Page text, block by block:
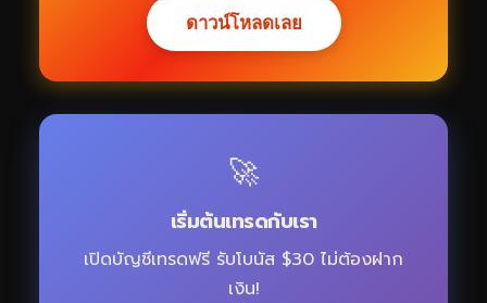
ดาวน์โหลดเลย
🚀
เริ่มต้นเทรดกับเรา
เปิดบัญชีเทรดฟรี รับโบนัส $30 ไม่ต้องฝาก
เงิน!